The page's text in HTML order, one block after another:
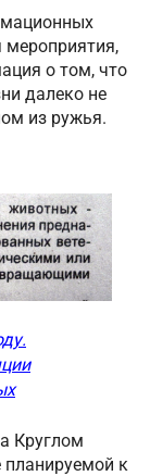
мероприятия,
о том, что
далеко не
из ружья.
Круглом
планируемой к